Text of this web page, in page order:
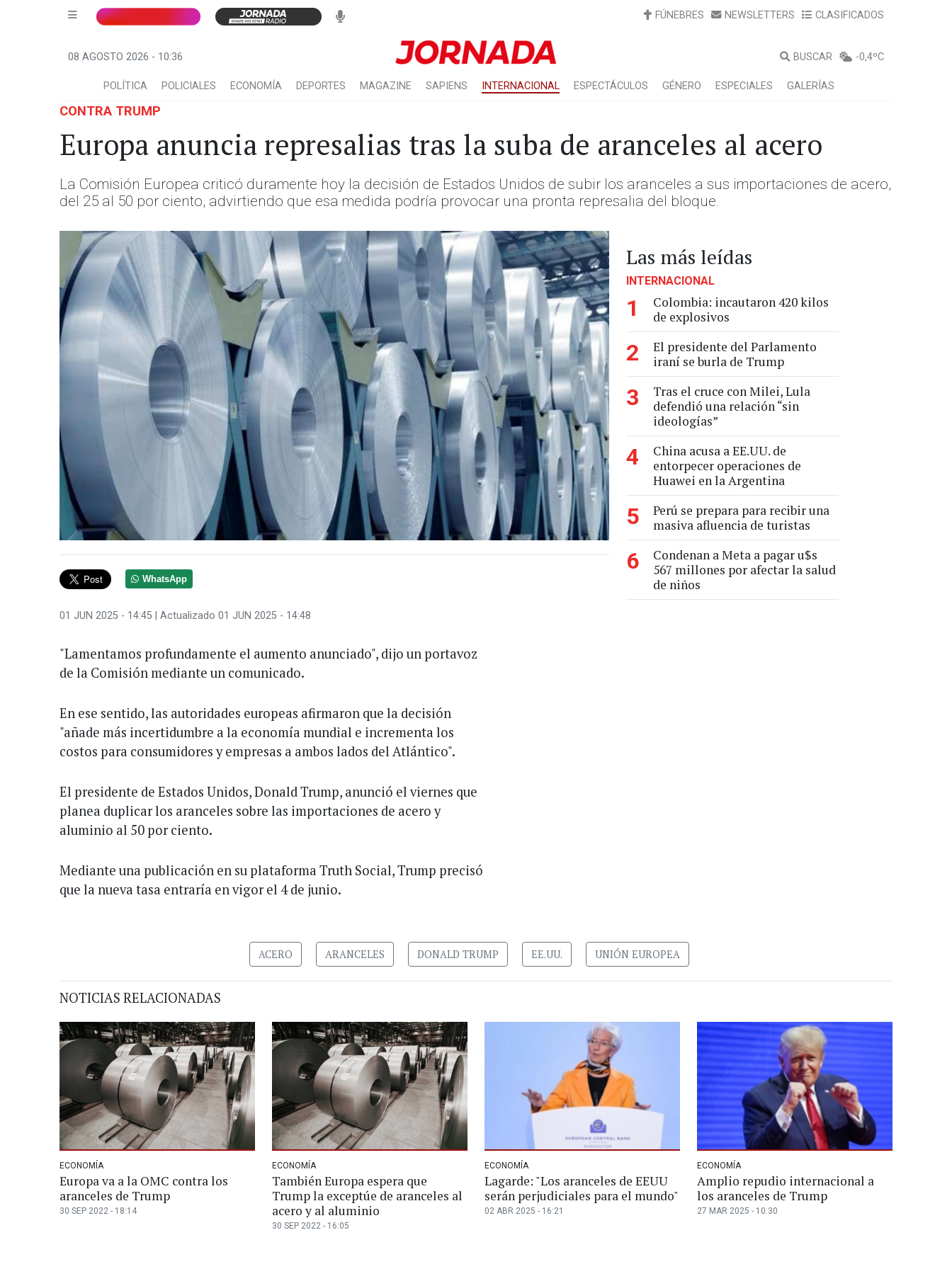
FÚNEBRES NEWSLETTERS CLASIFICADOS
08 AGOSTO 2026 - 10:36 BUSCAR -0,4ºC
POLÍTICA POLICIALES ECONOMÍA DEPORTES MAGAZINE SAPIENS INTERNACIONAL ESPECTÁCULOS GÉNERO ESPECIALES GALERÍAS
CONTRA TRUMP
Europa anuncia represalias tras la suba de aranceles al acero
La Comisión Europea criticó duramente hoy la decisión de Estados Unidos de subir los aranceles a sus importaciones de acero,
del 25 al 50 por ciento, advirtiendo que esa medida podría provocar una pronta represalia del bloque.
WhatsApp
01 JUN 2025 - 14:45 | Actualizado 01 JUN 2025 - 14:48
"Lamentamos profundamente el aumento anunciado", dijo un portavoz
de la Comisión mediante un comunicado.
En ese sentido, las autoridades europeas afirmaron que la decisión
"añade más incertidumbre a la economía mundial e incrementa los
costos para consumidores y empresas a ambos lados del Atlántico".
El presidente de Estados Unidos, Donald Trump, anunció el viernes que
planea duplicar los aranceles sobre las importaciones de acero y
aluminio al 50 por ciento.
Mediante una publicación en su plataforma Truth Social, Trump precisó
que la nueva tasa entraría en vigor el 4 de junio.
Las más leídas
INTERNACIONAL
1
Colombia: incautaron 420 kilos
de explosivos
2
El presidente del Parlamento
iraní se burla de Trump
3
Tras el cruce con Milei, Lula
defendió una relación “sin
ideologías”
4
China acusa a EE.UU. de
entorpecer operaciones de
Huawei en la Argentina
5
Perú se prepara para recibir una
masiva afluencia de turistas
6
Condenan a Meta a pagar u$s
567 millones por afectar la salud
de niños
ACERO ARANCELES DONALD TRUMP EE.UU. UNIÓN EUROPEA
NOTICIAS RELACIONADAS
ECONOMÍA
Europa va a la OMC contra los
aranceles de Trump
30 SEP 2022 - 18:14
ECONOMÍA
También Europa espera que
Trump la exceptúe de aranceles al
acero y al aluminio
30 SEP 2022 - 16:05
ECONOMÍA
Lagarde: "Los aranceles de EEUU
serán perjudiciales para el mundo"
02 ABR 2025 - 16:21
ECONOMÍA
Amplio repudio internacional a
los aranceles de Trump
27 MAR 2025 - 10:30